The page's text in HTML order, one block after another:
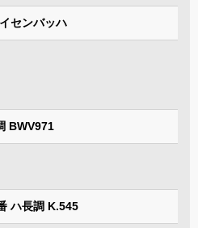
センバッハ
BWV971
ハ長調 K.545